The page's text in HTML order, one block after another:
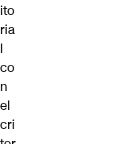
ito
ria
l
co
n
el
cri